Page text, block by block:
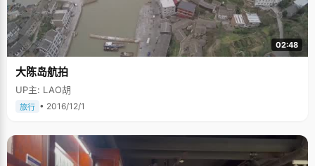
02:48
大陈岛航拍
UP主: LAO胡
旅行 • 2016/12/1